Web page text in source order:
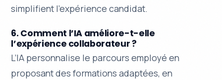
simplifient l’expérience candidat.
6. Comment l’IA améliore-t-elle
l’expérience collaborateur ?
L’IA personnalise le parcours employé en
proposant des formations adaptées, en